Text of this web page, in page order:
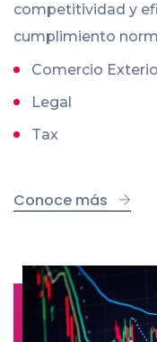
competitividad y
cumplimiento
Comercio
Legal
Tax
Conoce más